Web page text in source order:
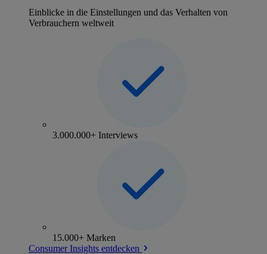
Einblicke in die Einstellungen und das Verhalten von
Verbrauchern weltweit
3.000.000+ Interviews
15.000+ Marken
Consumer Insights entdecken